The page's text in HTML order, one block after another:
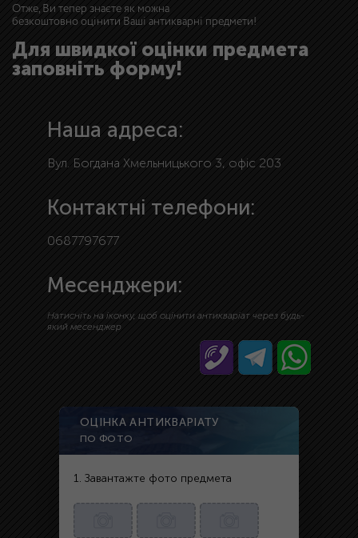
Отже, Ви тепер знаєте як можна
безкоштовно оцінити Ваші антикварні предмети!
Для швидкої оцінки предмета
заповніть форму!
Наша адреса:
Вул. Богдана Хмельницького 3, офіс 203
Контактні телефони:
0687797677
Месенджери:
Натисніть на іконку, щоб оцінити антикваріат через будь-
який месенджер
ОЦІНКА АНТИКВАРІАТУ
ПО ФОТО
1. Завантажте фото предмета